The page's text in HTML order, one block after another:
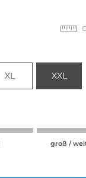
XL XXL
groß /